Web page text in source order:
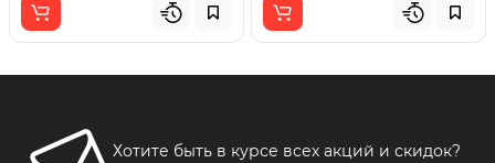
Хотите быть в курсе всех акций и скидок?